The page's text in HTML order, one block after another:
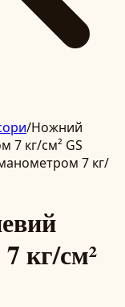
/Ножний
7 кг/см² GS
кг/см²